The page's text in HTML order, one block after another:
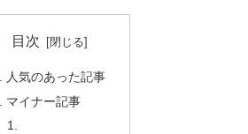
目次
人気のあった記事
マイナー記事